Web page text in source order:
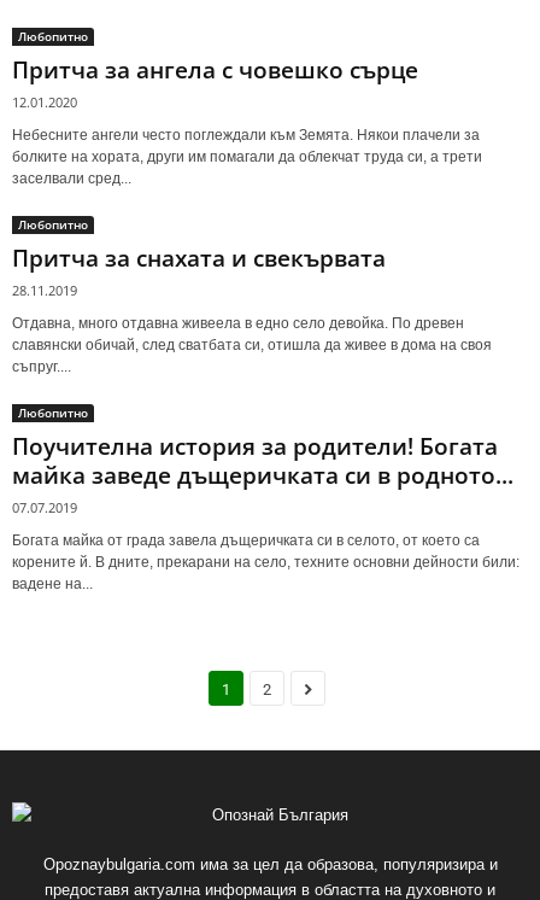
Любопитно
Притча за ангела с човешко сърце
12.01.2020
Небесните ангели често поглеждали към Земята. Някои плачели за
болките на хората, други им помагали да облекчат труда си, а трети
заселвали сред...
Любопитно
Притча за снахата и свекървата
28.11.2019
Отдавна, много отдавна живеела в едно село девойка. По древен
славянски обичай, след сватбата си, отишла да живее в дома на своя
съпруг....
Любопитно
Поучителна история за родители! Богата
майка заведе дъщеричката си в родното...
07.07.2019
Богата майка от града завела дъщеричката си в селото, от което са
корените й. В дните, прекарани на село, техните основни дейности били:
вадене на...
1 2
Opoznaybulgaria.com има за цел да образова, популяризира и
предоставя актуална информация в областта на духовното и